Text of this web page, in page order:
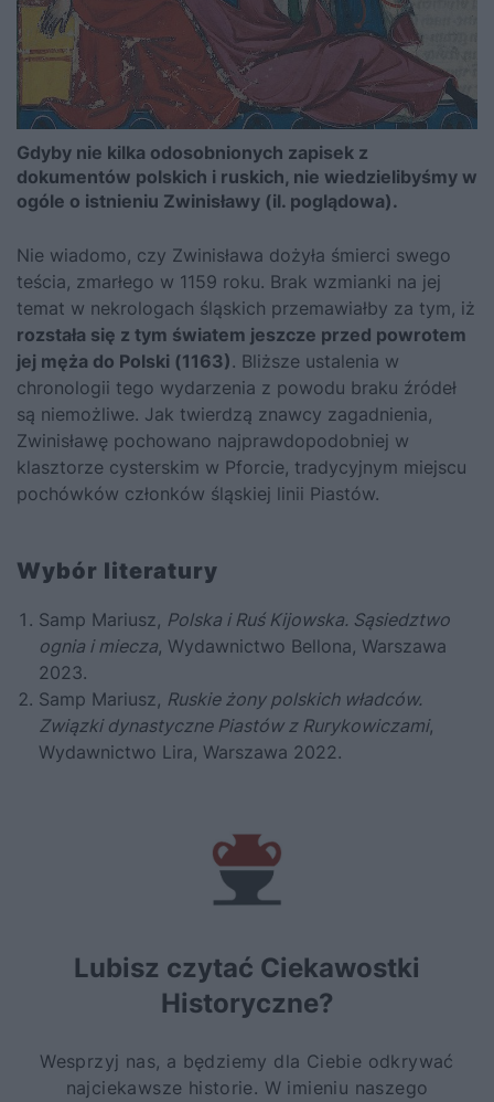
Gdyby nie kilka odosobnionych zapisek z
dokumentów polskich i ruskich, nie wiedzielibyśmy w
ogóle o istnieniu Zwinisławy (il. poglądowa).
Nie wiadomo, czy Zwinisława dożyła śmierci swego
teścia, zmarłego w 1159 roku. Brak wzmianki na jej
temat w nekrologach śląskich przemawiałby za tym, iż
rozstała się z tym światem jeszcze przed powrotem
jej męża do Polski (1163). Bliższe ustalenia w
chronologii tego wydarzenia z powodu braku źródeł
są niemożliwe. Jak twierdzą znawcy zagadnienia,
Zwinisławę pochowano najprawdopodobniej w
klasztorze cysterskim w Pforcie, tradycyjnym miejscu
pochówków członków śląskiej linii Piastów.
Wybór literatury
Samp Mariusz, Polska i Ruś Kijowska. Sąsiedztwo
ognia i miecza, Wydawnictwo Bellona, Warszawa
2023.
Samp Mariusz, Ruskie żony polskich władców.
Związki dynastyczne Piastów z Rurykowiczami,
Wydawnictwo Lira, Warszawa 2022.